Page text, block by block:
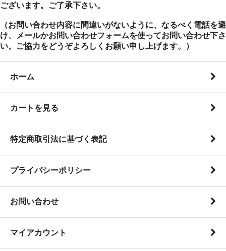
ございます。ご了承下さい。
（お問い合わせ内容に間違いがないように、なるべく電話を避
け、メールかお問い合わせフォームを使ってお問い合わせ下さ
い。ご協力をどうぞよろしくお願い申し上げます。）
ホーム
カートを見る
特定商取引法に基づく表記
プライバシーポリシー
お問い合わせ
マイアカウント